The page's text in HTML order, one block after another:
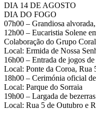
DIA 14 DE AGOSTO
DIA DO FOGO
07h00 – Grandiosa
12h00 – Eucaristia Solene
Colaboração do Grupo
Local: Ermida de Nossa
16h00 – Entrada de jogos
Local: Ponte da Coroa, Rua
18h00 – Cerimónia oficial
Local: Parque do Sorraia
19h00 – Largada de bezerras
Local: Rua 5 de Outubro e